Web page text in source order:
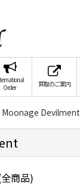
Order
買取のご案内
Moonage Devilment
商品)